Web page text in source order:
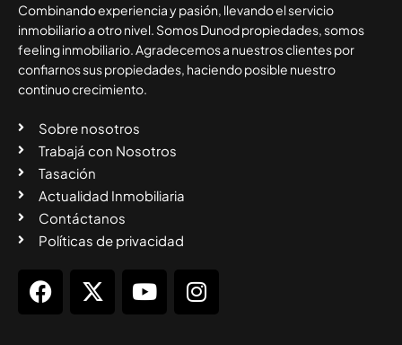
Combinando experiencia y pasión, llevando el servicio
inmobiliario a otro nivel. Somos Dunod propiedades, somos
feeling inmobiliario. Agradecemos a nuestros clientes por
confiarnos sus propiedades, haciendo posible nuestro
continuo crecimiento.
Sobre nosotros
Trabajá con Nosotros
Tasación
Actualidad Inmobiliaria
Contáctanos
Políticas de privacidad